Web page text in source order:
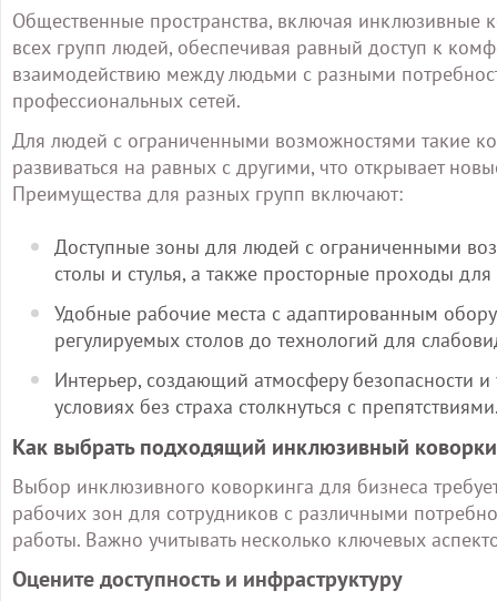
Общественные пространства, включая инклюзивные
всех групп людей, обеспечивая равный доступ к
взаимодействию между людьми с разными
профессиональных сетей.
Для людей с ограниченными возможностями такие
развиваться на равных с другими, что открывает
Преимущества для разных групп включают:
Доступные зоны для людей с ограниченными
столы и стулья, а также просторные проходы
Удобные рабочие места с адаптированным
регулируемых столов до технологий для
Интерьер, создающий атмосферу безопасности
условиях без страха столкнуться с
Как выбрать подходящий инклюзивный
Выбор инклюзивного коворкинга для бизнеса
рабочих зон для сотрудников с различными
работы. Важно учитывать несколько ключевых
Оцените доступность и инфраструктуру